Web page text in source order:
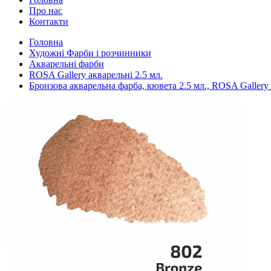
Про нас
Контакти
Головна
Художні Фарби і розчинники
Акварельні фарби
ROSA Gallery акварельні 2.5 мл.
Бронзова акварельна фарба, кювета 2.5 мл., ROSA Gallery